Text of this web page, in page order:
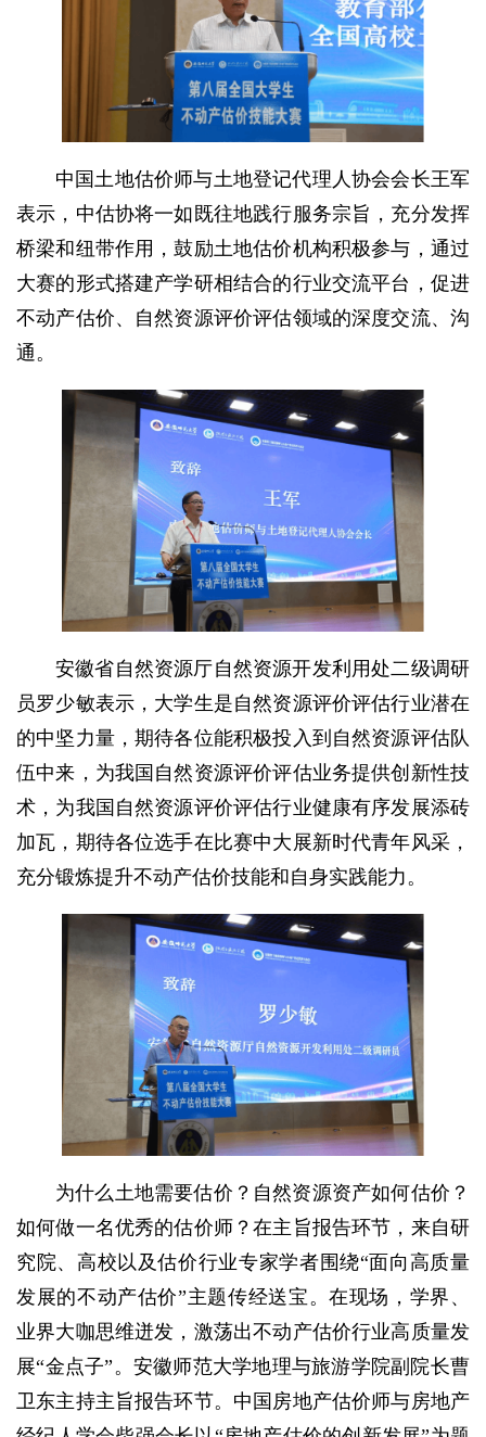
中国土地估价师与土地登记代理人协会会长王军
表示，中估协将一如既往地践行服务宗旨，充分发挥
桥梁和纽带作用，鼓励土地估价机构积极参与，通过
大赛的形式搭建产学研相结合的行业交流平台，促进
不动产估价、自然资源评价评估领域的深度交流、沟
通。
安徽省自然资源厅自然资源开发利用处二级调研
员罗少敏表示，大学生是自然资源评价评估行业潜在
的中坚力量，期待各位能积极投入到自然资源评估队
伍中来，为我国自然资源评价评估业务提供创新性技
术，为我国自然资源评价评估行业健康有序发展添砖
加瓦，期待各位选手在比赛中大展新时代青年风采，
充分锻炼提升不动产估价技能和自身实践能力。
为什么土地需要估价？自然资源资产如何估价？
如何做一名优秀的估价师？在主旨报告环节，来自研
究院、高校以及估价行业专家学者围绕“面向高质量
发展的不动产估价”主题传经送宝。在现场，学界、
业界大咖思维迸发，激荡出不动产估价行业高质量发
展“金点子”。安徽师范大学地理与旅游学院副院长曹
卫东主持主旨报告环节。中国房地产估价师与房地产